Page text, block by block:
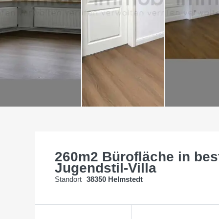
260m2 Bürofläche in
Jugendstil-Villa
Standort 38350 Helmstedt